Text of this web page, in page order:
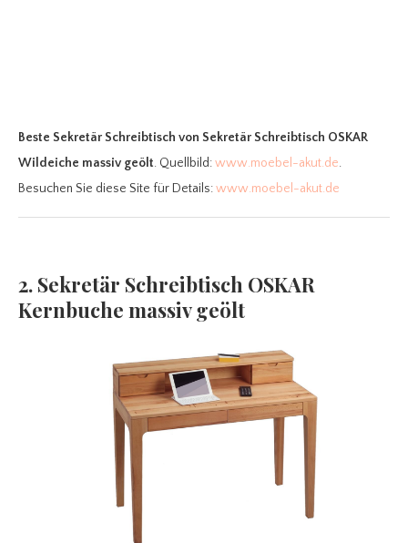
Beste Sekretär Schreibtisch von Sekretär Schreibtisch OSKAR
Wildeiche massiv geölt. Quellbild:www.moebel-akut.de.
Besuchen Sie diese Site für Details:www.moebel-akut.de
2. Sekretär Schreibtisch OSKAR
Kernbuche massiv geölt